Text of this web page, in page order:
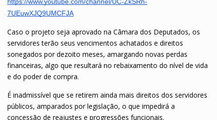
7UEuwXJQ9UMCFJA
Caso o projeto seja aprovado na Câmara dos Deputados, os
servidores terão seus vencimentos achatados e direitos
sonegados por dezoito meses, amargando novas perdas
financeiras, algo que resultará no rebaixamento do nível de vida
e do poder de compra.
É inadmissível que se retirem ainda mais direitos dos servidores
públicos, amparados por legislação, o que impedirá a
concessão de reajustes e progressões funcionais.